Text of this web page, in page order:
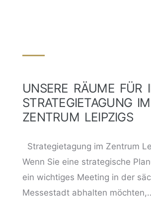
UNSERE RÄUME FÜR
STRATEGIETAGUNG IM
ZENTRUM LEIPZIGS
Strategietagung im Zentrum
Wenn Sie eine strategische
ein wichtiges Meeting in der
Messestadt abhalten